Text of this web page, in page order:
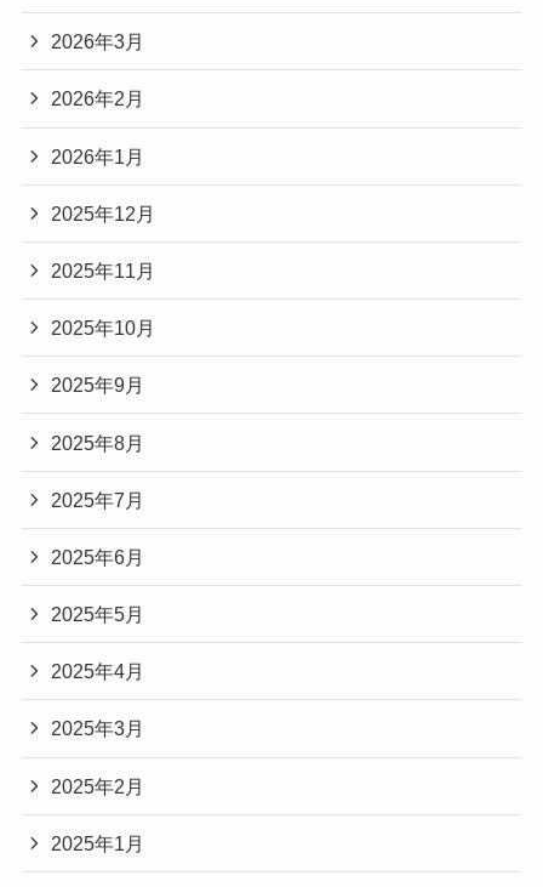
2026年3月
2026年2月
2026年1月
2025年12月
2025年11月
2025年10月
2025年9月
2025年8月
2025年7月
2025年6月
2025年5月
2025年4月
2025年3月
2025年2月
2025年1月